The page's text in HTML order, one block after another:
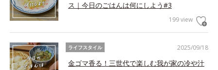
ス｜今日のごはんは何にしよう#3
199 view
2025/09/18
ライフスタイル
金ゴマ香る！三世代で楽しむ我が家の冷や汁